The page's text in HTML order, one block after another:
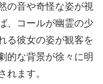
の音や奇怪な姿が視
、コールが幽霊の少
る彼女の姿が観客を
的な背景が徐々に明
れます。